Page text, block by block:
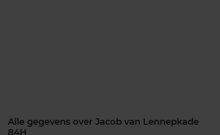
Alle gegevens over Jacob van Lennepkade
84H